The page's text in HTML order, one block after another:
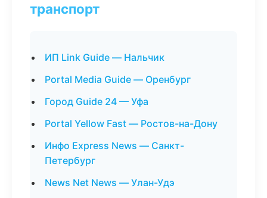
транспорт
ИП Link Guide — Нальчик
Portal Media Guide — Оренбург
Город Guide 24 — Уфа
Portal Yellow Fast — Ростов-на-Дону
Инфо Express News — Санкт-
Петербург
News Net News — Улан-Удэ